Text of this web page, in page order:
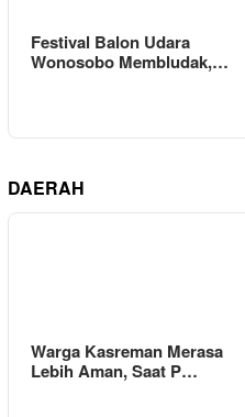
Festival Balon Udara
Wonosobo Membludak,…
DAERAH
Warga Kasreman Merasa
Lebih Aman, Saat P…